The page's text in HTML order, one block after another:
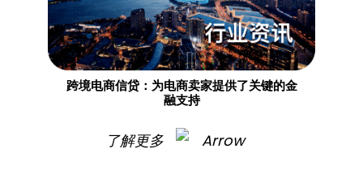
跨境电商信贷：为电商卖家提供了关键的金
融支持
了解更多